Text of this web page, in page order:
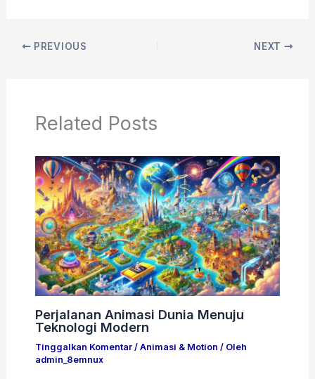
PREVIOUS NEXT
Related Posts
Perjalanan Animasi Dunia Menuju
Teknologi Modern
Tinggalkan Komentar / Animasi & Motion / Oleh
admin_8emnux